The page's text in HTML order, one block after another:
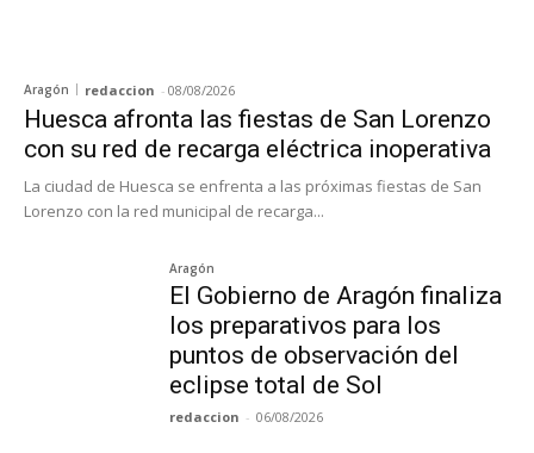
Aragón redaccion - 08/08/2026
Huesca afronta las fiestas de San Lorenzo
con su red de recarga eléctrica inoperativa
La ciudad de Huesca se enfrenta a las próximas fiestas de San
Lorenzo con la red municipal de recarga...
Aragón
El Gobierno de Aragón finaliza
los preparativos para los
puntos de observación del
eclipse total de Sol
redaccion - 06/08/2026